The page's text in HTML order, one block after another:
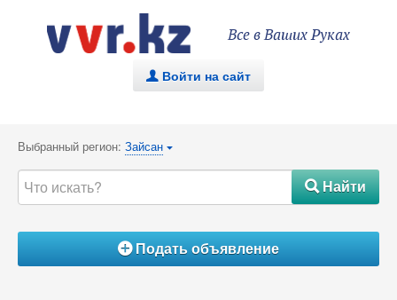
Все в Ваших Руках
. Войти на сайт
Выбранный регион: Зайсан {
#Найти
ÁПодать объявление